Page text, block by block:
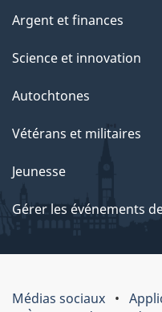
Argent et finances
Science et innovation
Autochtones
Vétérans et militaires
Jeunesse
Gérer les événements
Médias sociaux